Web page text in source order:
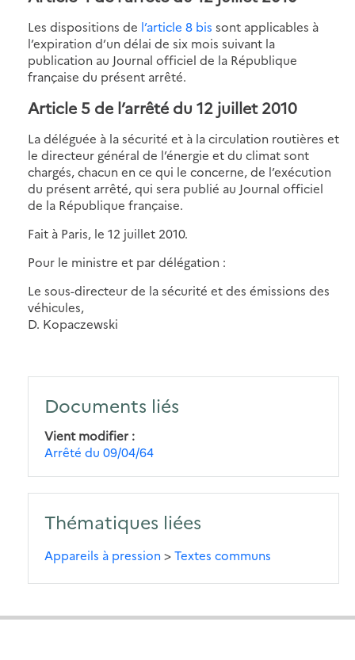
Les dispositions de l’article 8 bis sont applicables à
l’expiration d’un délai de six mois suivant la
publication au Journal officiel de la République
française du présent arrêté.
Article 5 de l’arrêté du 12 juillet 2010
La déléguée à la sécurité et à la circulation routières et
le directeur général de l’énergie et du climat sont
chargés, chacun en ce qui le concerne, de l’exécution
du présent arrêté, qui sera publié au Journal officiel
de la République française.
Fait à Paris, le 12 juillet 2010.
Pour le ministre et par délégation :
Le sous-directeur de la sécurité et des émissions des
véhicules,
D. Kopaczewski
Documents liés
Vient modifier
Arrêté du 09/04/64
Thématiques liées
Appareils à pression >Textes communs